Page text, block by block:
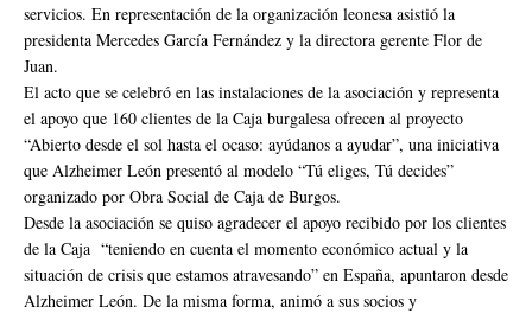
servicios. En representación de la organización leonesa asistió la
presidenta Mercedes García Fernández y la directora gerente Flor de
Juan.
El acto que se celebró en las instalaciones de la asociación y representa
el apoyo que 160 clientes de la Caja burgalesa ofrecen al proyecto
“Abierto desde el sol hasta el ocaso: ayúdanos a ayudar”, una iniciativa
que Alzheimer León presentó al modelo “Tú eliges, Tú decides”
organizado por Obra Social de Caja de Burgos.
Desde la asociación se quiso agradecer el apoyo recibido por los clientes
de la Caja “teniendo en cuenta el momento económico actual y la
situación de crisis que estamos atravesando” en España, apuntaron desde
Alzheimer León. De la misma forma, animó a sus socios y